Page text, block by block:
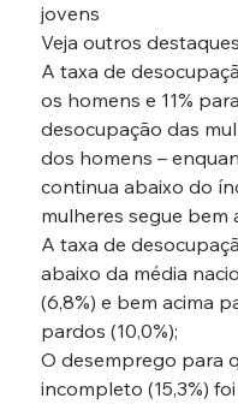
jovens
Veja outros
A taxa de
os homens e 11%
desocupação das
dos homens –
continua abaixo do
mulheres segue bem
A taxa de
abaixo da média
(6,8%) e bem acima
pardos (10,0%);
O desemprego para
incompleto (15,3%)